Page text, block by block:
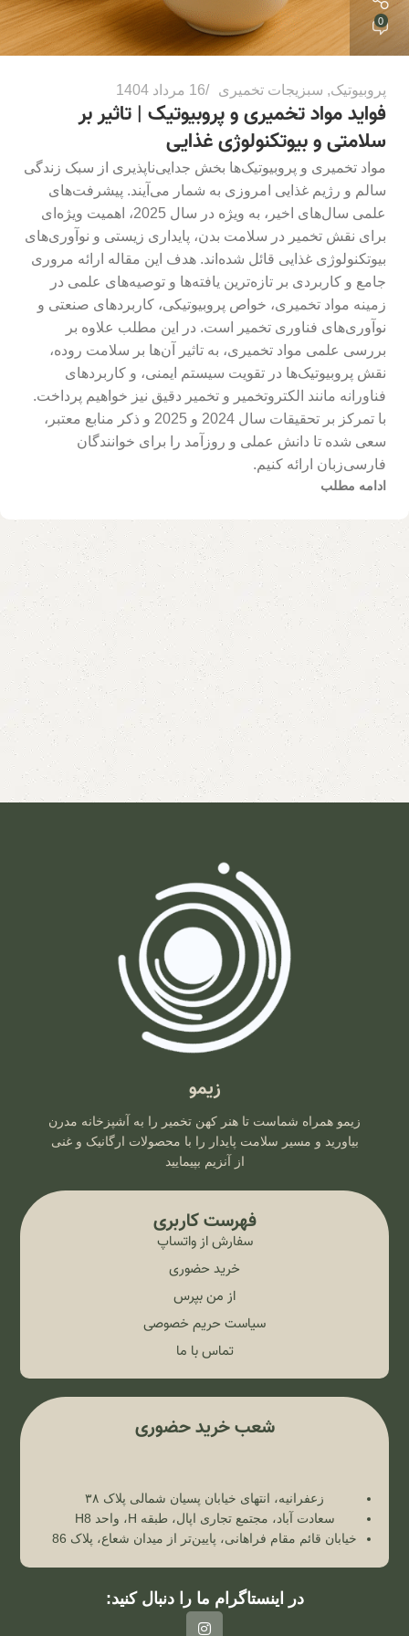
0
پروبیوتیک, سبزیجات تخمیری 16 مرداد 1404
فواید مواد تخمیری و پروبیوتیک | تاثیر بر
سلامتی و بیوتکنولوژی غذایی​
مواد تخمیری و پروبیوتیک‌ها بخش جدایی‌ناپذیری از سبک زندگی
سالم و رژیم غذایی امروزی به شمار می‌آیند. پیشرفت‌های
علمی سال‌های اخیر، به ویژه در سال 2025، اهمیت ویژه‌ای
برای نقش تخمیر در سلامت بدن، پایداری زیستی و نوآوری‌های
بیوتکنولوژی غذایی قائل شده‌اند. هدف این مقاله ارائه مروری
جامع و کاربردی بر تازه‌ترین یافته‌ها و توصیه‌های علمی در
زمینه مواد تخمیری، خواص پروبیوتیکی، کاربردهای صنعتی و
نوآوری‌های فناوری تخمیر است. در این مطلب علاوه بر
بررسی علمی مواد تخمیری، به تاثیر آن‌ها بر سلامت روده،
نقش پروبیوتیک‌ها در تقویت سیستم ایمنی، و کاربردهای
فناورانه مانند الکتروتخمیر و تخمیر دقیق نیز خواهیم پرداخت.
با تمرکز بر تحقیقات سال 2024 و 2025 و ذکر منابع معتبر،
سعی شده تا دانش عملی و روزآمد را برای خوانندگان
فارسی‌زبان ارائه کنیم.
ادامه مطلب
زیمو
زیمو همراه شماست تا هنر کهن تخمیر را به آشپزخانه مدرن
بیاورید و مسیر سلامت پایدار را با محصولات ارگانیک و غنی
از آنزیم بپیمایید
فهرست کاربری
سفارش از واتساپ
خرید حضوری
از من بپرس
سیاست حریم خصوصی
تماس با ما
شعب خرید حضوری
زعفرانیه، انتهای خیابان پسیان شمالی پلاک ۳۸
سعادت آباد، مجتمع تجاری اپال، طبقه H، واحد H8
خیابان قائم مقام فراهانی، پایین‌تر از میدان شعاع، پلاک 86
در اینستاگرام ما را دنبال کنید: